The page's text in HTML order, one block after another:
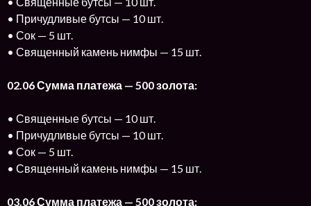
• Причудливые бутсы — 10 шт.
• Сок — 5 шт.
• Священный камень нимфы — 15 шт.
02.06 Сумма платежа — 500 золота:
• Священные бутсы — 10 шт.
• Причудливые бутсы — 10 шт.
• Сок — 5 шт.
• Священный камень нимфы — 15 шт.
03.06 Сумма платежа — 500 золота: